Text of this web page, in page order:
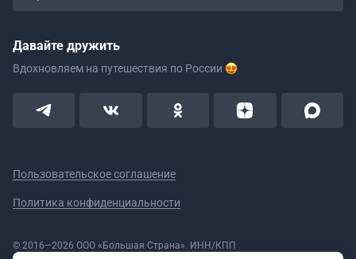
Давайте дружить
Вдохновляем на путешествия по России
Пользовательское соглашение
Политика конфиденциальности
© 2016—2026 ООО «Большая Страна». ИНН/КПП